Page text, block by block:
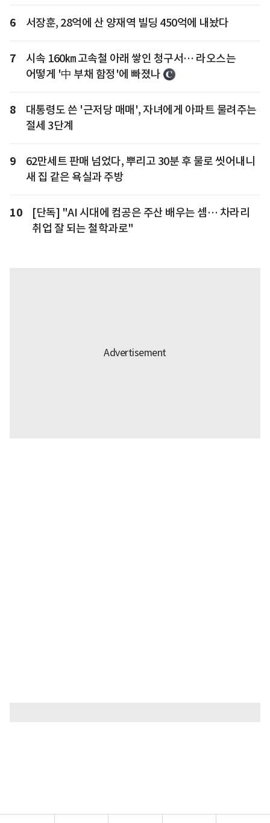
6 서장훈, 28억에 산 양재역 빌딩 450억에 내놨다
7
시속 160㎞ 고속철 아래 쌓인 청구서… 라오스는
어떻게 '中 부채 함정'에 빠졌나
8
대통령도 쓴 '근저당 매매', 자녀에게 아파트 물려주는
절세 3단계
9
62만세트 판매 넘었다, 뿌리고 30분 후 물로 씻어내니
새 집 같은 욕실과 주방
10
[단독] "AI 시대에 컴공은 주산 배우는 셈… 차라리
취업 잘 되는 철학과로"